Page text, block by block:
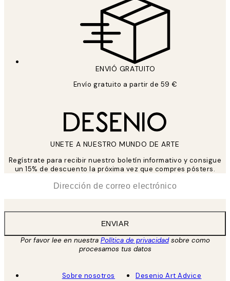
ENVIÓ GRATUITO
Envío gratuito a partir de 59 €
UNETE A NUESTRO MUNDO DE ARTE
Regístrate para recibir nuestro boletín informativo y consigue
un 15% de descuento la próxima vez que compres pósters.
ENVIAR
Por favor lee en nuestra Política de privacidadsobre como
procesamos tus datos
Sobre nosotros
Desenio Art Advice